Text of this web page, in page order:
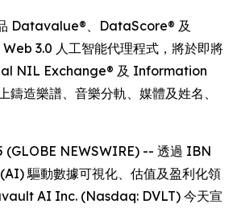
Datavalue®、DataScore® 及
3.0 人工智能代理程式，將於即將
NIL Exchange® 及 Information
造樂譜、音樂分軌、媒體及姓名、
(GLOBE NEWSWIRE) -- 透過 IBN
驅動數據可視化、估值及盈利化領
AI Inc. (Nasdaq: DVLT) 今天宣